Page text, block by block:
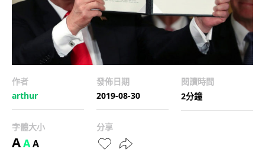
作者
arthur
發佈日期
2019-08-30
閱讀時間
2分鐘
字體大小
AAA
分享